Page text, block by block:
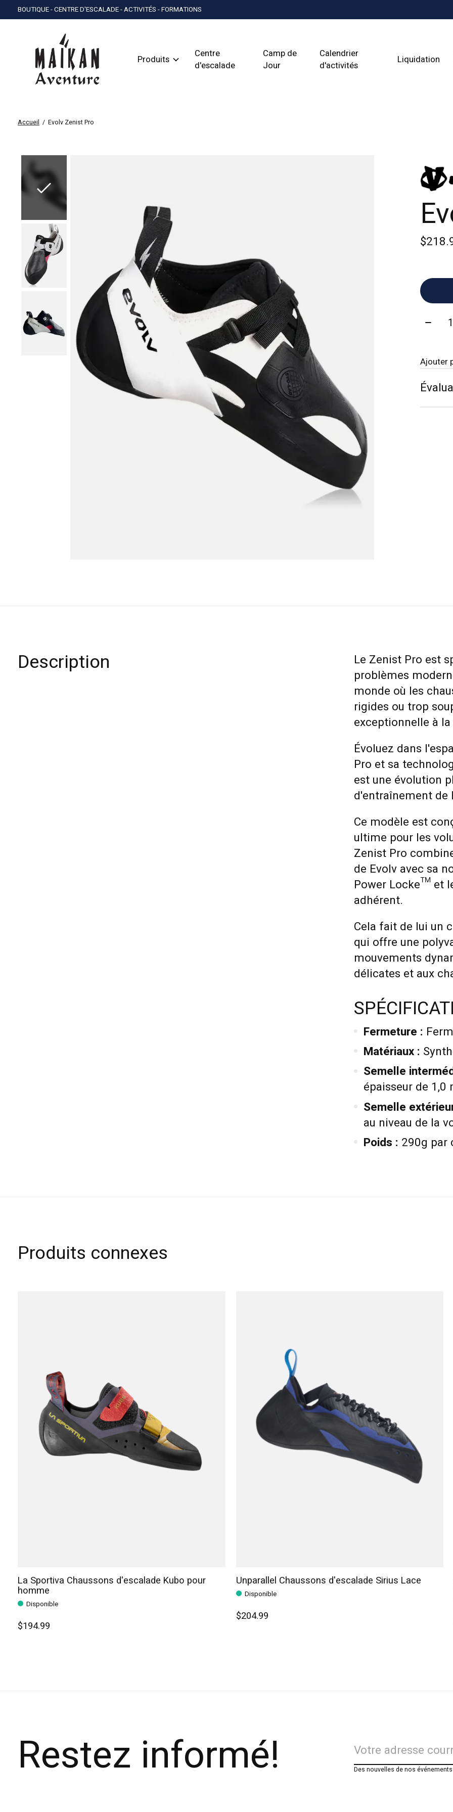
BOUTIQUE - CENTRE D'ESCALADE - ACTIVITÉS - FORMATIONS
Produits
Centre
d'escalade
Camp de
Jour
Calendrier
d'activités
Liquidation
Accueil / Evolv Zenist Pro
Ajouter
Description
Le Zenist Pro est
problèmes
monde où les
rigides ou trop
exceptionnelle à
Évoluez dans
Pro et sa
est une évolution
d'entraînement de
Ce modèle est
ultime pour les
Zenist Pro
de Evolv avec sa
Power Locke™ et
adhérent.
Cela fait de lui un
qui offre une
mouvements
délicates et aux
Fermeture :
Matériaux :
Semelle
épaisseur de
Semelle
au niveau de la
Poids : 290g par
Produits connexes
La Sportiva Chaussons d'escalade Kubo pour
homme
Disponible
$194.99
Unparallel Chaussons d'escalade Sirius Lace
Disponible
$204.99
Restez informé! Des nouvelles de nos